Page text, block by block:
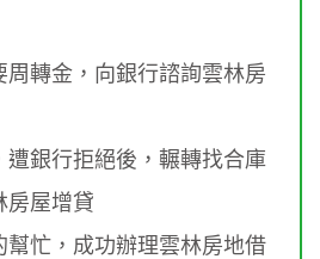
周轉金，向銀行諮詢雲林房
遭銀行拒絕後，輾轉找合庫
房屋增貸
幫忙，成功辦理雲林房地借